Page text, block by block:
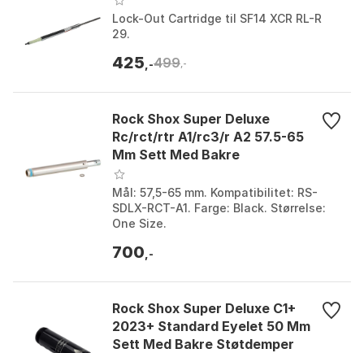
Lock-Out Cartridge til SF14 XCR RL-R
29.
425 ,-499,-
Rock Shox Super Deluxe
Rc/rct/rtr A1/rc3/r A2 57.5-65
Mm Sett Med Bakre
Støtdemper
Mål: 57,5-65 mm. Kompatibilitet: RS-
SDLX-RCT-A1. Farge: Black. Størrelse:
One Size.
700 ,-
Rock Shox Super Deluxe C1+
2023+ Standard Eyelet 50 Mm
Sett Med Bakre Støtdemper